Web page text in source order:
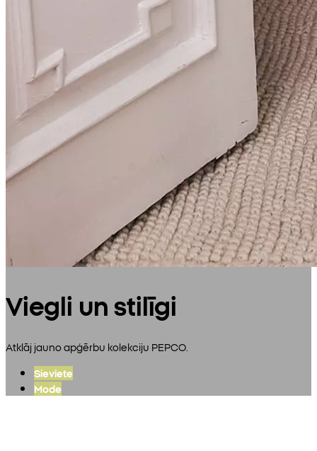
Viegli un stilīgi
Atklāj jauno apģērbu kolekciju PEPCO.
Sieviete
Mode